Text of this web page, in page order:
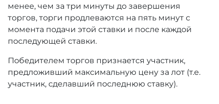
менее, чем за три минуты до завершения
торгов, торги продлеваются на пять минут с
момента подачи этой ставки и после каждой
последующей ставки.
Победителем торгов признается участник,
предложивший максимальную цену за лот (т.е.
участник, сделавший последнюю ставку).